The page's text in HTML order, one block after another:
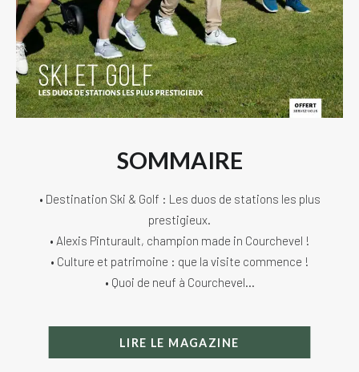
SOMMAIRE
• Destination Ski & Golf : Les duos de stations les plus
prestigieux.
• Alexis Pinturault, champion made in Courchevel !
• Culture et patrimoine : que la visite commence !
• Quoi de neuf à Courchevel…
LIRE LE MAGAZINE